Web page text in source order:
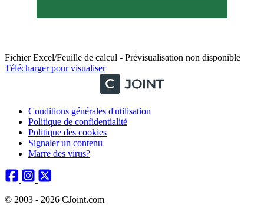
Fichier Excel/Feuille de calcul - Prévisualisation non disponible
Télécharger pour visualiser
Conditions générales d'utilisation
Politique de confidentialité
Politique des cookies
Signaler un contenu
Marre des virus?
© 2003 - 2026 CJoint.com